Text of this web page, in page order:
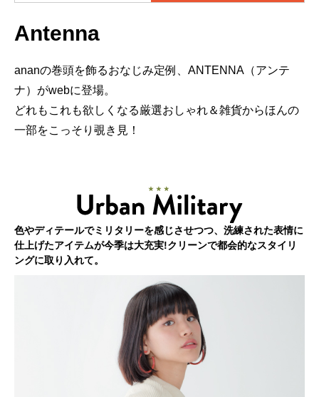
Antenna
ananの巻頭を飾るおなじみ定例、ANTENNA（アンテ
ナ）がwebに登場。
どれもこれも欲しくなる厳選おしゃれ＆雑貨からほんの
一部をこっそり覗き見！
色やディテールでミリタリーを感じさせつつ、洗練された表情に
仕上げたアイテムが今季は大充実!クリーンで都会的なスタイリ
ングに取り入れて。